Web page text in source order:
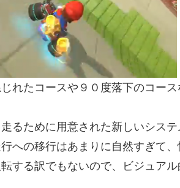
れたコースや９０度落下のコー
るために用意された新しいシステ
への移行はあまりに自然すぎて、
する訳でもないので、ビジュア